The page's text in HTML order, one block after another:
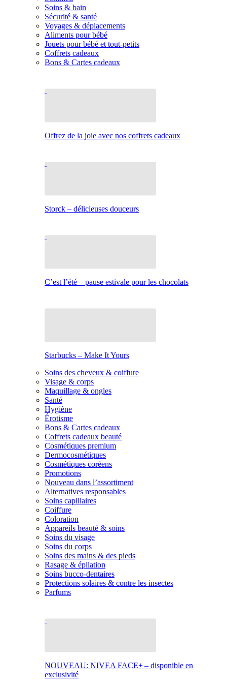
Soins & bain
Sécurité & santé
Voyages & déplacements
Aliments pour bébé
Jouets pour bébé et tout-petits
Coffrets cadeaux
Bons & Cartes cadeaux
Offrez de la joie avec nos coffrets cadeaux
Storck – délicieuses douceurs
C’est l’été – pause estivale pour les chocolats
Starbucks – Make It Yours
Soins des cheveux & coiffure
Visage & corps
Maquillage & ongles
Santé
Hygiène
Érotisme
Bons & Cartes cadeaux
Coffrets cadeaux beauté
Cosmétiques premium
Dermocosmétiques
Cosmétiques coréens
Promotions
Nouveau dans l’assortiment
Alternatives responsables
Soins capillaires
Coiffure
Coloration
Appareils beauté & soins
Soins du visage
Soins du corps
Soins des mains & des pieds
Rasage & épilation
Soins bucco-dentaires
Protections solaires & contre les insectes
Parfums
NOUVEAU: NIVEA FACE+ – disponible en
exclusivité